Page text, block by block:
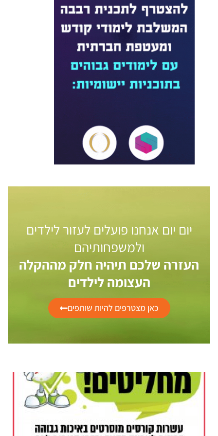
יום יום אנחנו פועלים לעזור לילדים
ולמשפחותיהם
העזרה שלכם תיהיה חלק מההקלה
העצומה לילדים
כאן מצטרפים להיות שותפים